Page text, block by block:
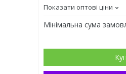
Показати оптові ціни
Мінімальна сума